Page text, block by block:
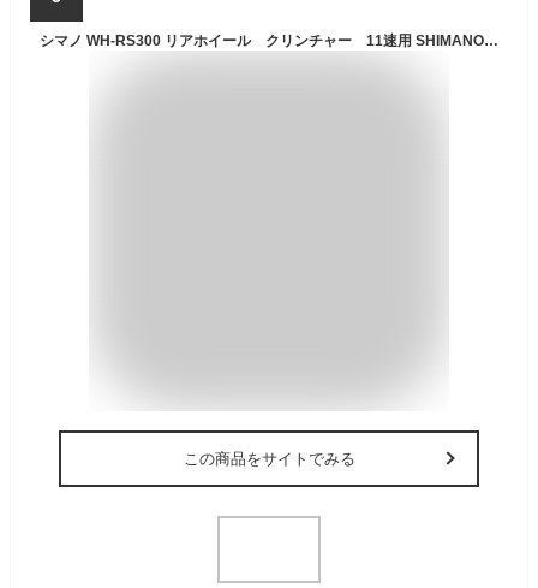
シマノ WH-RS300 リアホイール クリンチャー 11速用 SHIMANO あす楽 土日祝いつでも！ 送料無料
この商品をサイトでみる